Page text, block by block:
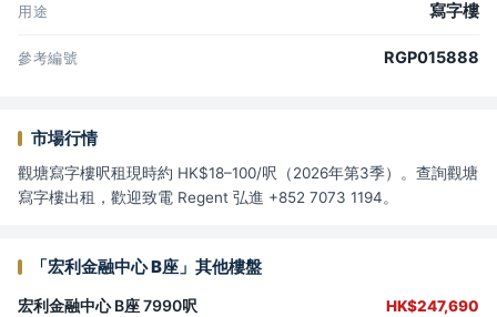
用途 寫字樓
參考編號 RGP015888
市場行情
觀塘寫字樓呎租現時約 HK$18–100/呎（2026年第3季）。查詢觀塘
寫字樓出租，歡迎致電 Regent 弘進 +852 7073 1194。
「宏利金融中心 B座」其他樓盤
宏利金融中心 B座 7990呎 HK$247,690